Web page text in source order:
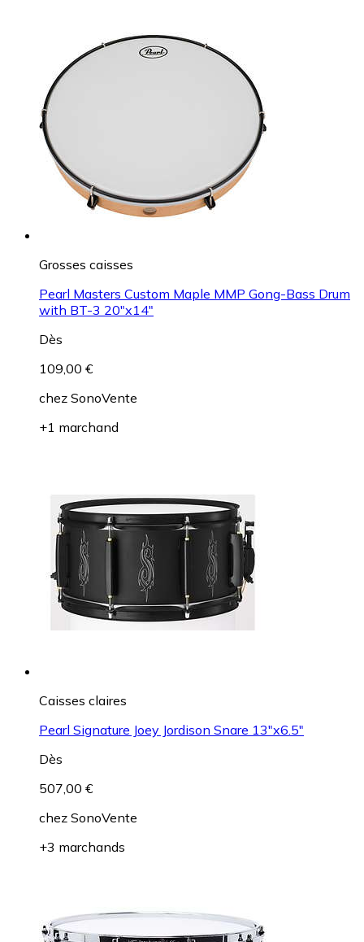
Grosses caisses
Pearl Masters Custom Maple MMP Gong-Bass Drum
with BT-3 20"x14"
Dès
109,00 €
chez SonoVente
+1 marchand
Caisses claires
Pearl Signature Joey Jordison Snare 13"x6.5"
Dès
507,00 €
chez SonoVente
+3 marchands